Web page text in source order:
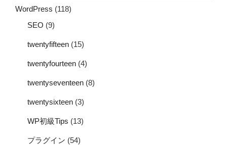
WordPress (118)
SEO (9)
twentyfifteen (15)
twentyfourteen (4)
twentyseventeen (8)
twentysixteen (3)
WP初級Tips (13)
プラグイン (54)